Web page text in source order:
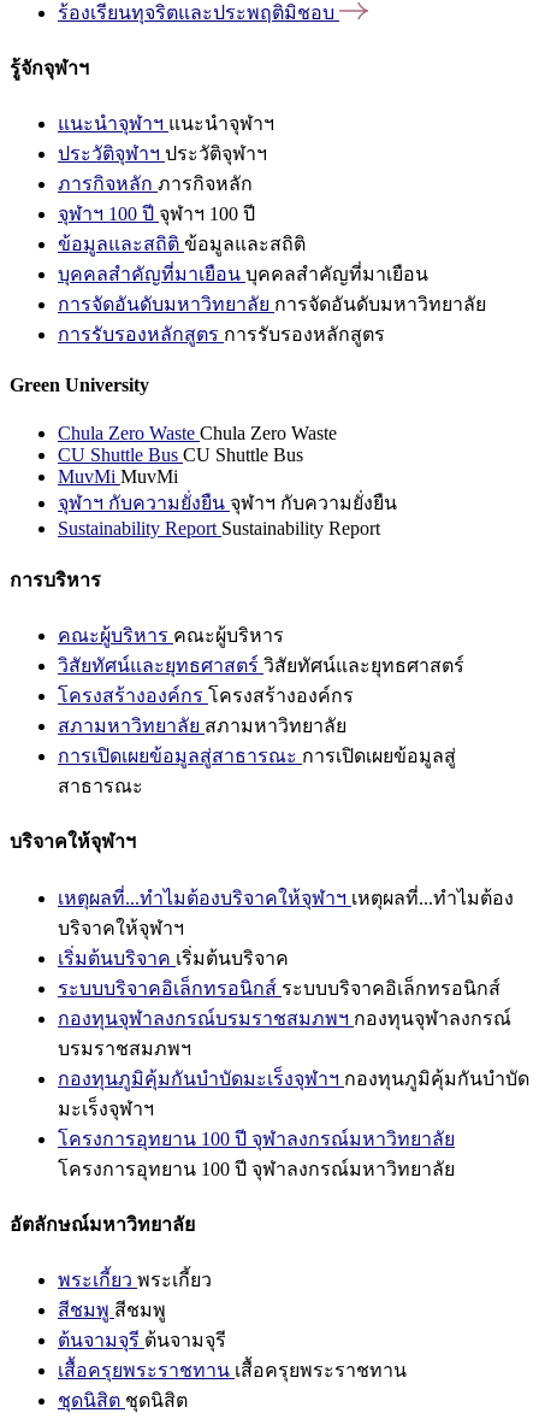
ร้องเรียนทุจริตและประพฤติมิชอบ
รู้จักจุฬาฯ
แนะนำจุฬาฯ แนะนำจุฬาฯ
ประวัติจุฬาฯ ประวัติจุฬาฯ
ภารกิจหลัก ภารกิจหลัก
จุฬาฯ 100 ปี จุฬาฯ 100 ปี
ข้อมูลและสถิติ ข้อมูลและสถิติ
บุคคลสำคัญที่มาเยือน บุคคลสำคัญที่มาเยือน
การจัดอันดับมหาวิทยาลัย การจัดอันดับมหาวิทยาลัย
การรับรองหลักสูตร การรับรองหลักสูตร
Green University
Chula Zero Waste Chula Zero Waste
CU Shuttle Bus CU Shuttle Bus
MuvMi MuvMi
จุฬาฯ กับความยั่งยืน จุฬาฯ กับความยั่งยืน
Sustainability Report Sustainability Report
การบริหาร
คณะผู้บริหาร คณะผู้บริหาร
วิสัยทัศน์และยุทธศาสตร์ วิสัยทัศน์และยุทธศาสตร์
โครงสร้างองค์กร โครงสร้างองค์กร
สภามหาวิทยาลัย สภามหาวิทยาลัย
การเปิดเผยข้อมูลสู่สาธารณะ การเปิดเผยข้อมูลสู่
สาธารณะ
บริจาคให้จุฬาฯ
เหตุผลที่...ทำไมต้องบริจาคให้จุฬาฯ เหตุผลที่...ทำไมต้อง
บริจาคให้จุฬาฯ
เริ่มต้นบริจาค เริ่มต้นบริจาค
ระบบบริจาคอิเล็กทรอนิกส์ ระบบบริจาคอิเล็กทรอนิกส์
กองทุนจุฬาลงกรณ์บรมราชสมภพฯ กองทุนจุฬาลงกรณ์
บรมราชสมภพฯ
กองทุนภูมิคุ้มกันบำบัดมะเร็งจุฬาฯ กองทุนภูมิคุ้มกันบำบัด
มะเร็งจุฬาฯ
โครงการอุทยาน 100 ปี จุฬาลงกรณ์มหาวิทยาลัย
โครงการอุทยาน 100 ปี จุฬาลงกรณ์มหาวิทยาลัย
อัตลักษณ์มหาวิทยาลัย
พระเกี้ยว พระเกี้ยว
สีชมพู สีชมพู
ต้นจามจุรี ต้นจามจุรี
เสื้อครุยพระราชทาน เสื้อครุยพระราชทาน
ชุดนิสิต ชุดนิสิต